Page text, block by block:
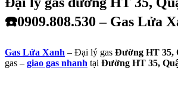
☎️0909.808.530 – Gas Lửa
Gas Lửa Xanh – Đại lý gas Đường HT 35,
gas – giao gas nhanh tại Đường HT 35,